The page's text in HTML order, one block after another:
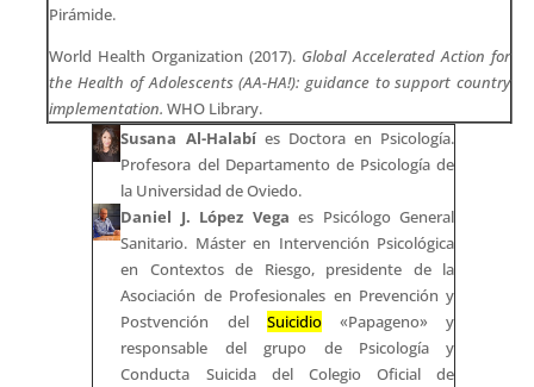
Pirámide.
World Health Organization (2017). Global Accelerated Action for
the Health of Adolescents (AA-HA!): guidance to support country
implementation. WHO Library.
Susana Al-Halabíes Doctora en Psicología.
Profesora del Departamento de Psicología de
la Universidad de Oviedo.
Daniel J. López Vega es Psicólogo General
Sanitario. Máster en Intervención Psicológica
en Contextos de Riesgo, presidente de la
Asociación de Profesionales en Prevención y
Postvención del Suicidio«Papageno» y
responsable del grupo de Psicología y
Conducta Suicida del Colegio Oficial de